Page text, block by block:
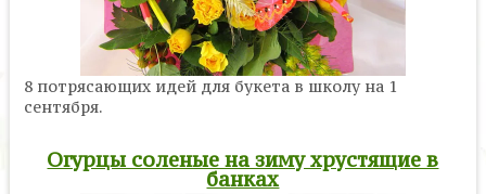
8 потрясающих идей для букета в школу на 1
сентября.
Огурцы соленые на зиму хрустящие в
банках